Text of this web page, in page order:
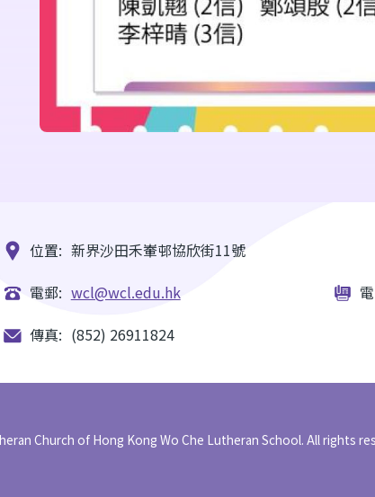
位置: 新界沙田禾輋邨協欣街11號
電郵: wcl@wcl.edu.hk
傳真: (852) 26911824
Church of Hong Kong Wo Che Lutheran School. All rights